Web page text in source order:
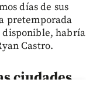
días de sus
pretemporada
disponible, habría
Castro.
ciudades
a